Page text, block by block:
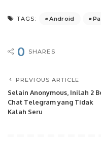
TAGS: Android
0 SHARES
PREVIOUS ARTICLE
Selain Anonymous, Inilah 2
Chat Telegram yang Tidak
Kalah Seru